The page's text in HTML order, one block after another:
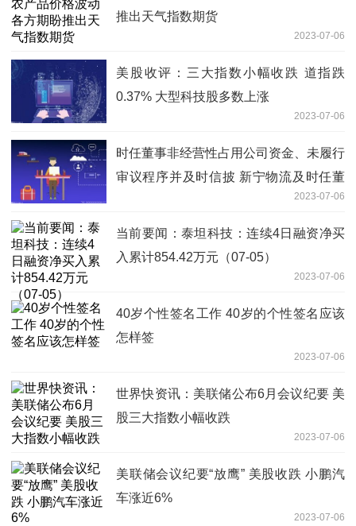
推出天气指数期货
2023-07-06
美股收评：三大指数小幅收跌 道指跌
0.37% 大型科技股多数上涨
2023-07-06
时任董事非经营性占用公司资金、未履行
审议程序并及时信披 新宁物流及时任董
事长等收河南证监局警示函 世界实时
2023-07-06
当前要闻：泰坦科技：连续4日融资净买
入累计854.42万元（07-05）
2023-07-06
40岁个性签名工作 40岁的个性签名应该
怎样签
2023-07-06
世界快资讯：美联储公布6月会议纪要 美
股三大指数小幅收跌
2023-07-06
美联储会议纪要“放鹰” 美股收跌 小鹏汽
车涨近6%
2023-07-06